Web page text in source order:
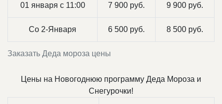
Заказать Деда мороза цены
01 января с 11:00 7 900 руб. 9 900 руб.
Со 2-Января 6 500 руб. 8 500 руб.
Цены на Новогоднюю программу Деда Мороза и
Снегурочки!